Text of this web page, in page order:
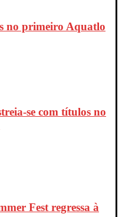
no primeiro Aquatlo
se com títulos no
Fest regressa à